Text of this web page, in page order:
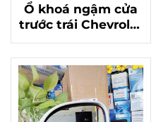
Ổ khoá ngậm cửa
trước trái Chevrolet
Vivant chính hãng
mã 96292105